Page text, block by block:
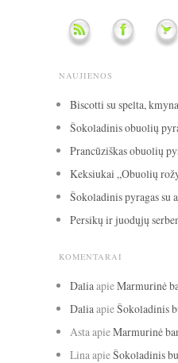
NAUJIENOS
Biscotti su spelta,
Šokoladinis obuolių
Prancūziškas obuolių
Keksiukai „Obuolių
Šokoladinis pyragas su
Persikų ir juodųjų
KOMENTARAI
Dalia apieMarmurinė
Dalia apieŠokoladinis
Asta apieMarmurinė
Lina apieŠokoladinis